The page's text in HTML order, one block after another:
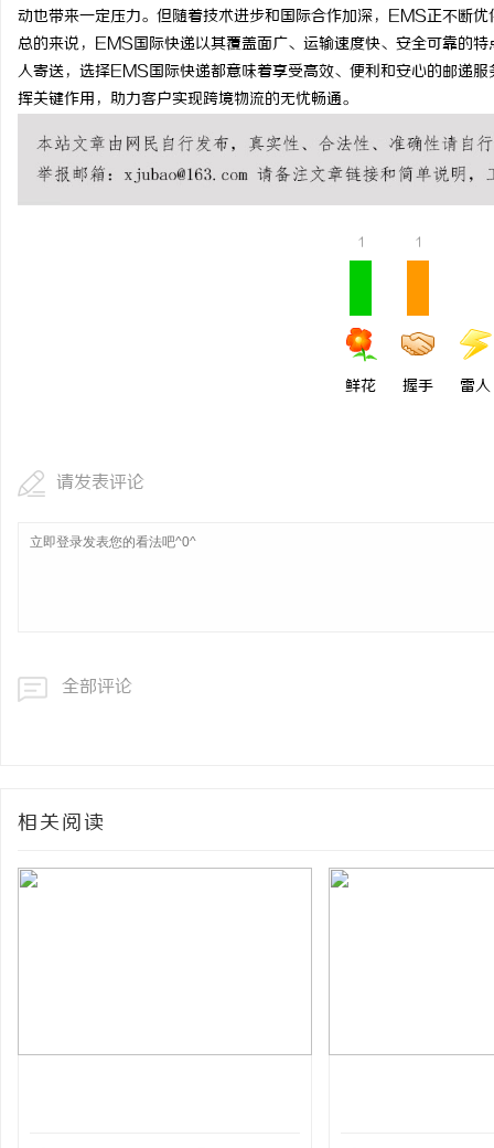
动也带来一定压力。但随着技术进步和国际合作加深，EMS正不断
总的来说，EMS国际快递以其覆盖面广、运输速度快、安全可靠的
人寄送，选择EMS国际快递都意味着享受高效、便利和安心的邮递
挥关键作用，助力客户实现跨境物流的无忧畅通。
1
鲜花
1
握手 雷人
请发表评论
全部评论
相关阅读
法律困境